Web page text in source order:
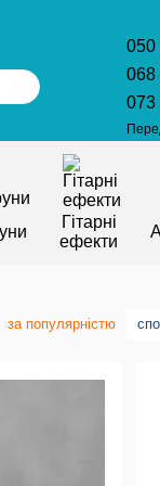
050
068
073
Гітарні
ефекти
за популярністю